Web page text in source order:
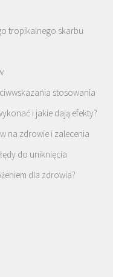
tropikalnego skarbu
stosowania
i jakie dają efekty?
na zdrowie i zalecenia
do uniknięcia
dla zdrowia?